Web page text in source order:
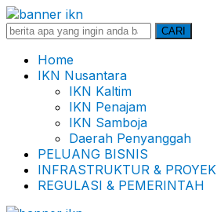
Search
CARI
Home
IKN Nusantara
IKN Kaltim
IKN Penajam
IKN Samboja
Daerah Penyanggah
PELUANG BISNIS
INFRASTRUKTUR & PROYEK
REGULASI & PEMERINTAH